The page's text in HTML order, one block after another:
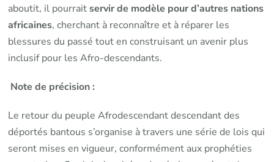
aboutit, il pourraitservir de modèle pour d’autres nations
africaines, cherchant à reconnaître et à réparer les
blessures du passé tout en construisant un avenir plus
inclusif pour les Afro-descendants.
Note de précision :
Le retour du peuple Afrodescendant descendant des
déportés bantous s’organise à travers une série de lois qui
seront mises en vigueur, conformément aux prophéties